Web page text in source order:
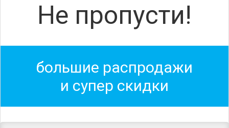
Не пропусти!
большие распродажи
и супер скидки